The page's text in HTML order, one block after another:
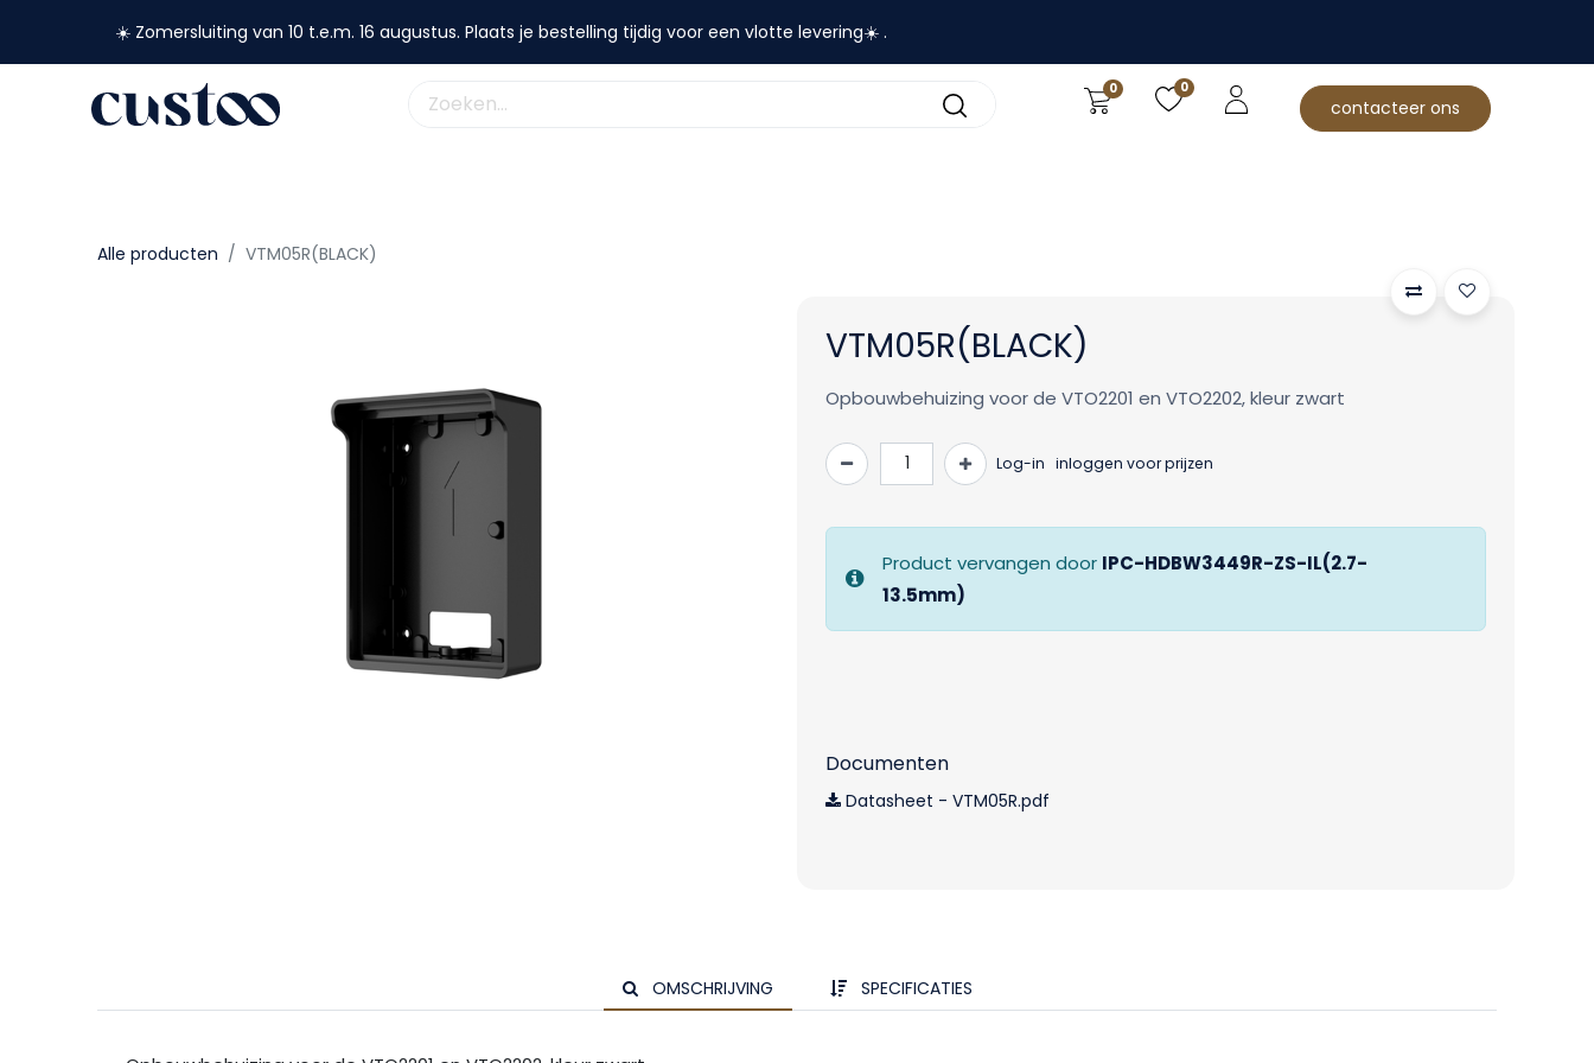
☀️ Zomersluiting van 10 t.e.m. 16 augustus. Plaats je bestelling tijdig voor een vlotte levering☀️ .
0 0
contacteer ons
Alle producten VTM05R(BLACK)
VTM05R(BLACK)
Opbouwbehuizing voor de VTO2201 en VTO2202, kleur zwart
Log-in inloggen voor prijzen
Product vervangen door IPC-HDBW3449R-ZS-IL(2.7-
13.5mm)
Documenten
Datasheet - VTM05R.pdf
OMSCHRIJVING SPECIFICATIES